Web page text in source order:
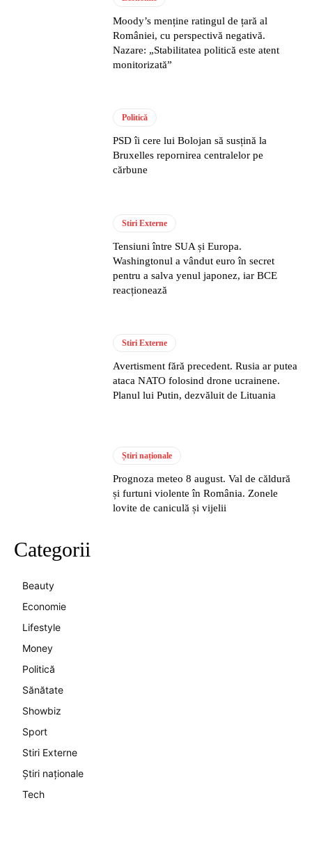
Moody’s menține ratingul de țară al
României, cu perspectivă negativă.
Nazare: „Stabilitatea politică este atent
monitorizată”
Politică
PSD îi cere lui Bolojan să susțină la
Bruxelles repornirea centralelor pe
cărbune
Stiri Externe
Tensiuni între SUA și Europa.
Washingtonul a vândut euro în secret
pentru a salva yenul japonez, iar BCE
reacționează
Stiri Externe
Avertisment fără precedent. Rusia ar putea
ataca NATO folosind drone ucrainene.
Planul lui Putin, dezvăluit de Lituania
Știri naționale
Prognoza meteo 8 august. Val de căldură
și furtuni violente în România. Zonele
lovite de caniculă și vijelii
Categorii
Beauty
Economie
Lifestyle
Money
Politică
Sănătate
Showbiz
Sport
Stiri Externe
Știri naționale
Tech